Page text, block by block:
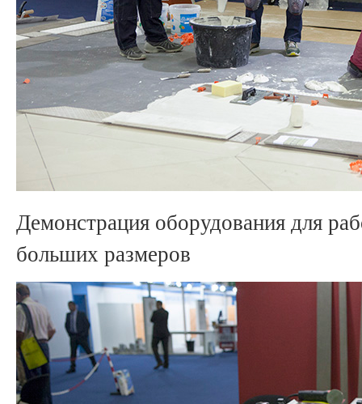
Демонстрация оборудования для
больших размеров